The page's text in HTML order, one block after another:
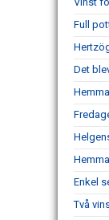
Full
Det
Enkel
Två